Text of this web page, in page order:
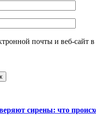
почты и веб-сайт
сирены: что